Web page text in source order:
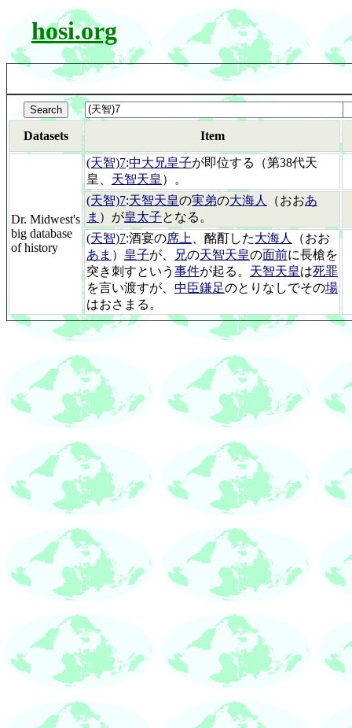
hosi.org
Datasets Item
Dr. Midwest's
big database
of history
(天智)7:中大兄皇子が即位する（第38代天
皇、 天智天皇 ）。
(天智)7:天智天皇の実弟の大海人 （おおあ
ま ）が皇太子となる。
(天智)7:酒宴の席上 、酩酊した大海人
（おお
あま ） 皇子が、 兄の天智天皇の面前に長槍を
突き刺すという 事件が起る。 天智天皇は死罪
を言い渡すが、 中臣鎌足のとりなしでその場
はおさまる。